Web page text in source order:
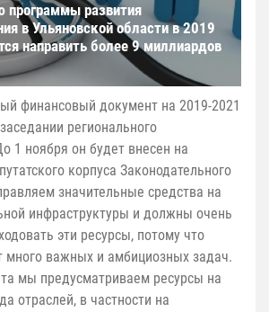
программы развития
в Ульяновской области в 2019
направить более 9 миллиардов
финансовый документ на 2019-2021
регионального
1 ноября он будет внесен на
корпуса Законодательного
значительные средства на
инфраструктуры и должны очень
эти ресурсы, потому что
много важных и амбициозных задач.
мы предусматриваем ресурсы на
отраслей, в частности на